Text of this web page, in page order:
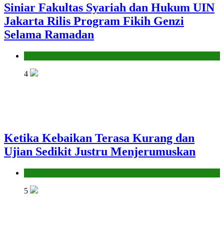
Siniar Fakultas Syariah dan Hukum UIN
Jakarta Rilis Program Fikih Genzi
Selama Ramadan
4
Ketika Kebaikan Terasa Kurang dan
Ujian Sedikit Justru Menjerumuskan
5